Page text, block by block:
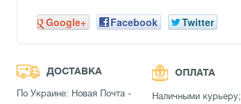
Google+ Facebook Twitter
ДОСТАВКА
По Украине: Новая Почта -
ОПЛАТА
Наличными курьеру;